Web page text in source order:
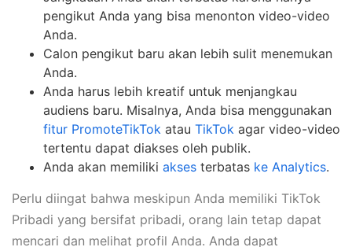
pengikut Anda yang bisa menonton video-video
Anda.
Calon pengikut baru akan lebih sulit menemukan
Anda.
Anda harus lebih kreatif untuk menjangkau
audiens baru. Misalnya, Anda bisa menggunakan
fitur PromoteTikTok atau TikTok agar video-video
tertentu dapat diakses oleh publik.
Anda akan memiliki akses terbatas ke Analytics.
Perlu diingat bahwa meskipun Anda memiliki TikTok
Pribadi yang bersifat pribadi, orang lain tetap dapat
mencari dan melihat profil Anda. Anda dapat